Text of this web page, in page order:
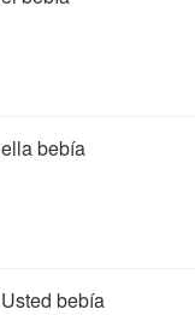
ella bebía
Usted bebía